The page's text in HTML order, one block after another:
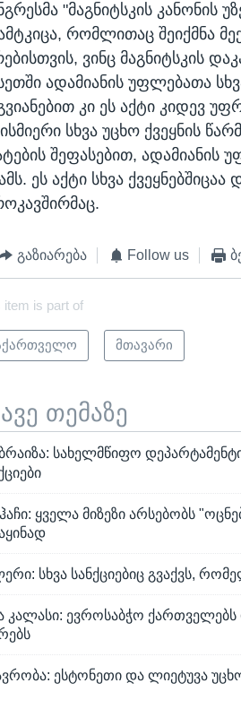
"მაგნიტსკის კანონის
რომლითაც შეიქმნა
ვინც მაგნიტსკის
ადამიანის უფლებათა
კი ეს აქტი კიდევ
სხვა უცხო ქვეყნის
შეფასებით, ადამიანის
ეს აქტი სხვა
გაზიარება Follow us
item is part of
მთავარი
თემაზე
სახელმწიფო
ყველა მიზეზი არსებობს
სხვა სანქციებიც გვაქვს,
კალასი: ევროსაბჭო
ესტონეთი და ლიეტუვა